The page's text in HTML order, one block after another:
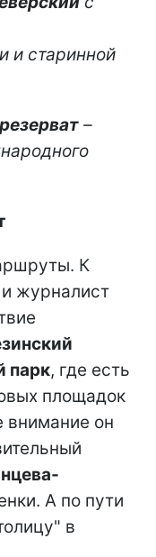
и старинной
–
К
журналист
парк, где есть
площадок
внимание он
А по пути
в